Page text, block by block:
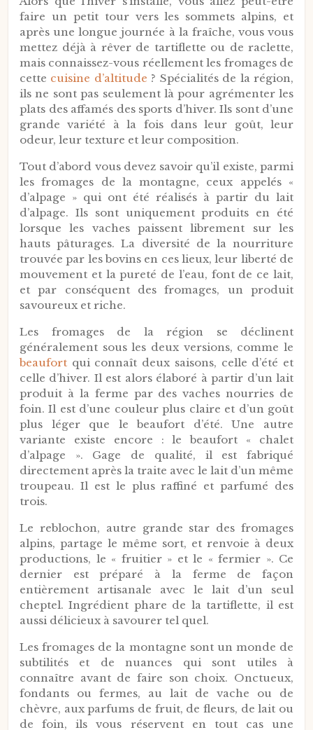
faire un petit tour vers les sommets alpins, et
après une longue journée à la fraîche, vous vous
mettez déjà à rêver de tartiflette ou de raclette,
mais connaissez-vous réellement les fromages de
cette cuisine d’altitude ? Spécialités de la région,
ils ne sont pas seulement là pour agrémenter les
plats des affamés des sports d’hiver. Ils sont d’une
grande variété à la fois dans leur goût, leur
odeur, leur texture et leur composition.
Tout d’abord vous devez savoir qu’il existe, parmi
les fromages de la montagne, ceux appelés «
d’alpage » qui ont été réalisés à partir du lait
d’alpage. Ils sont uniquement produits en été
lorsque les vaches paissent librement sur les
hauts pâturages. La diversité de la nourriture
trouvée par les bovins en ces lieux, leur liberté de
mouvement et la pureté de l’eau, font de ce lait,
et par conséquent des fromages, un produit
savoureux et riche.
Les fromages de la région se déclinent
généralement sous les deux versions, comme le
beaufort qui connaît deux saisons, celle d’été et
celle d’hiver. Il est alors élaboré à partir d’un lait
produit à la ferme par des vaches nourries de
foin. Il est d’une couleur plus claire et d’un goût
plus léger que le beaufort d’été. Une autre
variante existe encore : le beaufort « chalet
d’alpage ». Gage de qualité, il est fabriqué
directement après la traite avec le lait d’un même
troupeau. Il est le plus raffiné et parfumé des
trois.
Le reblochon, autre grande star des fromages
alpins, partage le même sort, et renvoie à deux
productions, le « fruitier » et le « fermier ». Ce
dernier est préparé à la ferme de façon
entièrement artisanale avec le lait d’un seul
cheptel. Ingrédient phare de la tartiflette, il est
aussi délicieux à savourer tel quel.
Les fromages de la montagne sont un monde de
subtilités et de nuances qui sont utiles à
connaître avant de faire son choix. Onctueux,
fondants ou fermes, au lait de vache ou de
chèvre, aux parfums de fruit, de fleurs, de lait ou
de foin, ils vous réservent en tout cas une